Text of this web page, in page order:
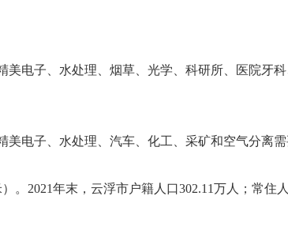
电子、水处理、烟草、光学、科研所、医院牙
电子、水处理、汽车、化工、采矿和空气分离需
2021年末，云浮市户籍人口302.11万人；常住